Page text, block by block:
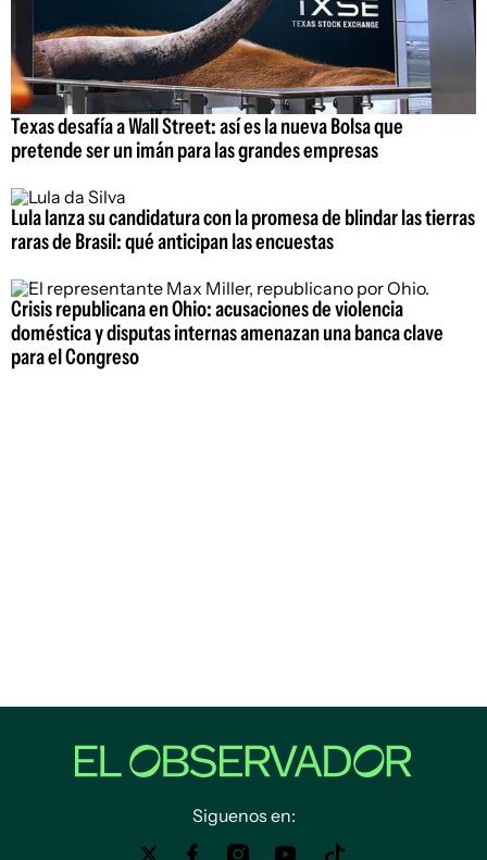
Texas desafía a Wall Street: así es la nueva Bolsa que
pretende ser un imán para las grandes empresas
Lula lanza su candidatura con la promesa de blindar las tierras
raras de Brasil: qué anticipan las encuestas
Crisis republicana en Ohio: acusaciones de violencia
doméstica y disputas internas amenazan una banca clave
para el Congreso
Siguenos en: